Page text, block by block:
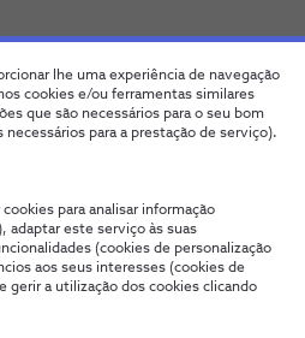
lhe uma experiência de navegação
cookies e/ou ferramentas similares
que são necessários para o seu bom
para a prestação de serviço).
para analisar informação
adaptar este serviço às suas
(cookies de personalização
aos seus interesses (cookies de
gerir a utilização dos cookies clicando